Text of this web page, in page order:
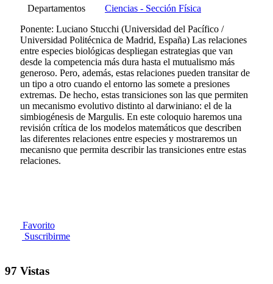
Departamentos
Ciencias - Sección Física
Ponente: Luciano Stucchi (Universidad del Pacífico /
Universidad Politécnica de Madrid, España) Las relaciones
entre especies biológicas despliegan estrategias que van
desde la competencia más dura hasta el mutualismo más
generoso. Pero, además, estas relaciones pueden transitar de
un tipo a otro cuando el entorno las somete a presiones
extremas. De hecho, estas transiciones son las que permiten
un mecanismo evolutivo distinto al darwiniano: el de la
simbiogénesis de Margulis. En este coloquio haremos una
revisión crítica de los modelos matemáticos que describen
las diferentes relaciones entre especies y mostraremos un
mecanisno que permita describir las transiciones entre estas
relaciones.
Favorito
Suscribirme
97 Vistas